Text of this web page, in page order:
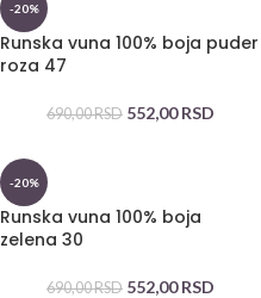
-20%
Runska vuna 100% boja puder
roza 47
690,00RSD 552,00RSD
-20%
Runska vuna 100% boja
zelena 30
690,00RSD 552,00RSD